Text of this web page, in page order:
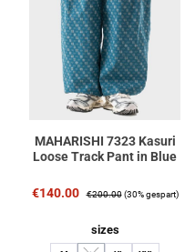
MAHARISHI 7323 Kasuri
Loose Track Pant in Blue
Verkaufspreis:
€140.00 Regulärer Preis:
€200.00 (30% gespart)
sizesauswählen